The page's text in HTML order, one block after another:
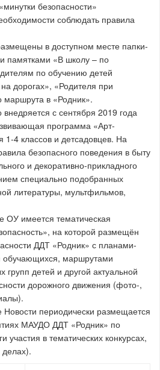
безопасности»
соблюдать правила
в доступном месте папки-
памятками «В школу – по
по обучению детей
дорогах», «Родителя при
маршрута в «Родник».
с сентября 2019 года
программа «Арт-
1-4 классов и детсадовцев. На
безопасного поведения в быту
и декоративно-прикладного
специально подобранных
литературы, мультфильмов,
имеется тематическая
на которой размещён
ДДТ «Родник» с планами-
обучающихся, маршрутами
групп детей и другой актуальной
дорожного движения (фото-,
периодически размещается
МАУДО ДДТ «Родник» по
участия в тематических конкурсах,
делах).